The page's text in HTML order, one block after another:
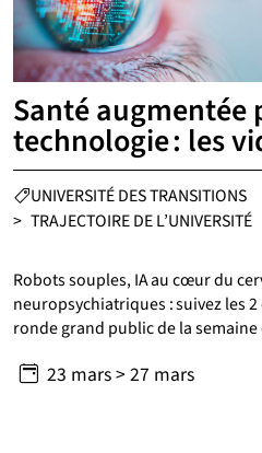
Santé augmentée
technologie : les
CATÉGORIES :
UNIVERSITÉ DES TRANSITIONS
> TRAJECTOIRE DE L’UNIVERSITÉ
Robots souples, IA au cœur du
neuropsychiatriques : suivez les
ronde grand public de la
Du 23 mars
au >27 mars